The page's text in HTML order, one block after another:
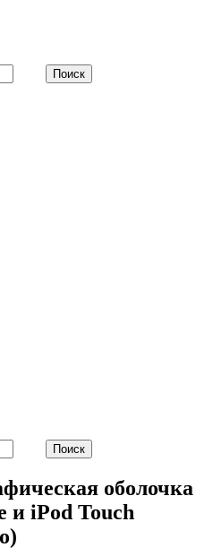
оболочка
и iPod Touch